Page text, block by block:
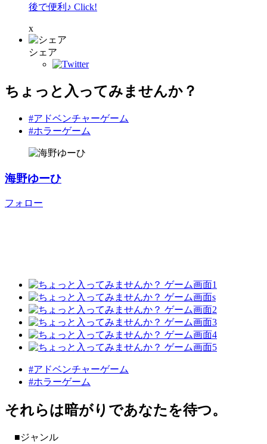
後で便利♪ Click!
x
シェア
ちょっと入ってみませんか？
#アドベンチャーゲーム
#ホラーゲーム
海野ゆーひ
フォロー
#アドベンチャーゲーム
#ホラーゲーム
それらは暗がりであなたを待つ。
■ジャンル